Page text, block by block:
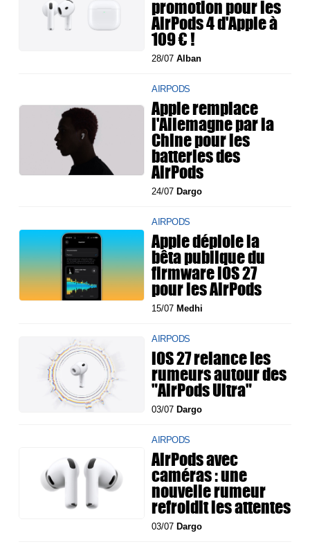
promotion pour les
AirPods 4 d'Apple à
109 € !
28/07Alban
AIRPODS
Apple remplace
l'Allemagne par la
Chine pour les
batteries des
AirPods
24/07 Dargo
AIRPODS
Apple déploie la
bêta publique du
firmware iOS 27
pour les AirPods
15/07 Medhi
AIRPODS
iOS 27 relance les
rumeurs autour des
"AirPods Ultra"
03/07 Dargo
AIRPODS
AirPods avec
caméras : une
nouvelle rumeur
refroidit les attentes
03/07 Dargo